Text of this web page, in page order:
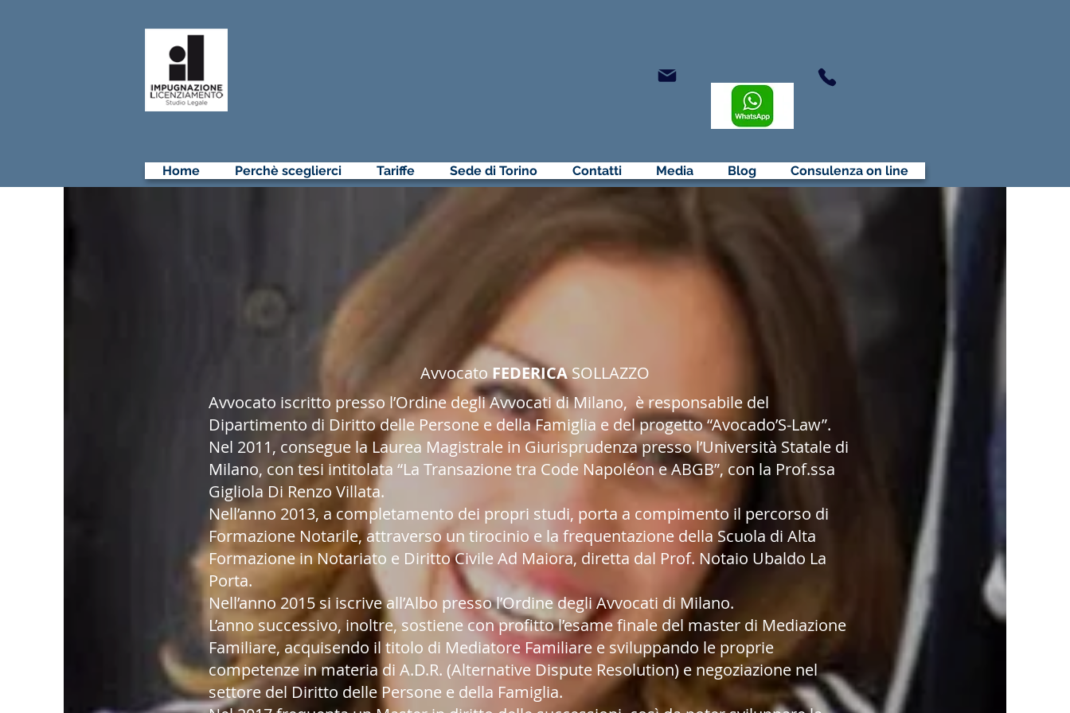
Home Perchè sceglierci Tariffe Sede di Torino Contatti Media Blog Consulenza on line
Avvocato FEDERICASOLLAZZO
Avvocato iscritto presso l’Ordine degli Avvocati di Milano, è responsabile del
Dipartimento di Diritto delle Persone e della Famiglia e del progetto “Avocado’S-Law”.
Nel 2011, consegue la Laurea Magistrale in Giurisprudenza presso l’Università Statale di
Milano, con tesi intitolata “La Transazione tra Code Napoléon e ABGB”, con la Prof.ssa
Gigliola Di Renzo Villata.
Nell’anno 2013, a completamento dei propri studi, porta a compimento il percorso di
Formazione Notarile, attraverso un tirocinio e la frequentazione della Scuola di Alta
Formazione in Notariato e Diritto Civile Ad Maiora, diretta dal Prof. Notaio Ubaldo La
Porta.
Nell’anno 2015 si iscrive all’Albo presso l’Ordine degli Avvocati di Milano.
L’anno successivo, inoltre, sostiene con profitto l’esame finale del master di Mediazione
Familiare, acquisendo il titolo di Mediatore Familiare e sviluppando le proprie
competenze in materia di A.D.R. (Alternative Dispute Resolution) e negoziazione nel
settore del Diritto delle Persone e della Famiglia.